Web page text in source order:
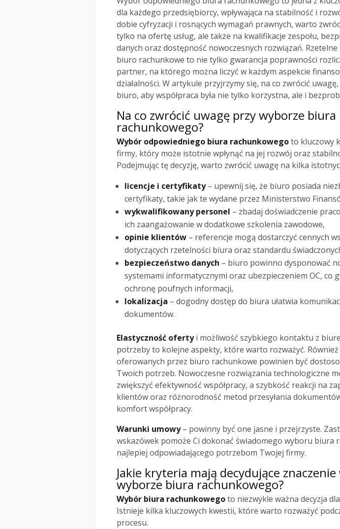
dla każdego przedsiębiorcy, wpływająca na stabilność i
dobie cyfryzacji i rosnących wymagań prawnych, warto
tylko na ofertę usług, ale także na kwalifikacje zespołu,
danych oraz dostępność nowoczesnych rozwiązań.
biuro rachunkowe to nie tylko gwarancja poprawności
partner, na którego można liczyć w każdym aspekcie
działalności. W artykule przyjrzymy się, na co zwrócić
biuro, aby współpraca była nie tylko korzystna, ale i
Na co zwrócić uwagę przy wyborze biura
rachunkowego?
Wybór odpowiedniego biura rachunkowegoto kluczowy
firmy, który może istotnie wpłynąć na jej rozwój oraz
Podejmując tę decyzję, warto zwrócić uwagę na kilka
licencje i certyfikaty– upewnij się, że biuro posiada
certyfikaty, takie jak te wydane przez Ministerstwo
wykwalifikowany personel – zbadaj doświadczenie
ich zaangażowanie w dodatkowe szkolenia zawodowe,
opinie klientów – referencje mogą dostarczyć cennych
dotyczących rzetelności biura oraz standardu
bezpieczeństwo danych – biuro powinno dysponować
systemami informatycznymi oraz ubezpieczeniem OC, co
ochronę poufnych informacji,
lokalizacja – dogodny dostęp do biura ułatwia
dokumentów.
Elastyczność ofertyi możliwość szybkiego kontaktu z
potrzeby to kolejne aspekty, które warto rozważyć. Również
oferowanych przez biuro rachunkowe powinien być
Twoich potrzeb. Nowoczesne rozwiązania technologiczne
zwiększyć efektywność współpracy, a szybkość reakcji na
klientów oraz różnorodność metod przesyłania
komfort współpracy.
Warunki umowy– powinny być one jasne i przejrzyste.
wskazówek pomoże Ci dokonać świadomego wyboru biura
najlepiej odpowiadającego potrzebom Twojej firmy.
Jakie kryteria mają decydujące znaczenie
wyborze biura rachunkowego?
Wybór biura rachunkowegoto niezwykle ważna decyzja
Istnieje kilka kluczowych kwestii, które warto rozważyć
procesu.